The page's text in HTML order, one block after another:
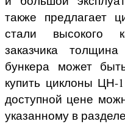
также предлагает
стали высокого
заказчика
бункера может
купить циклоны ЦН-
доступной цене
указанному в